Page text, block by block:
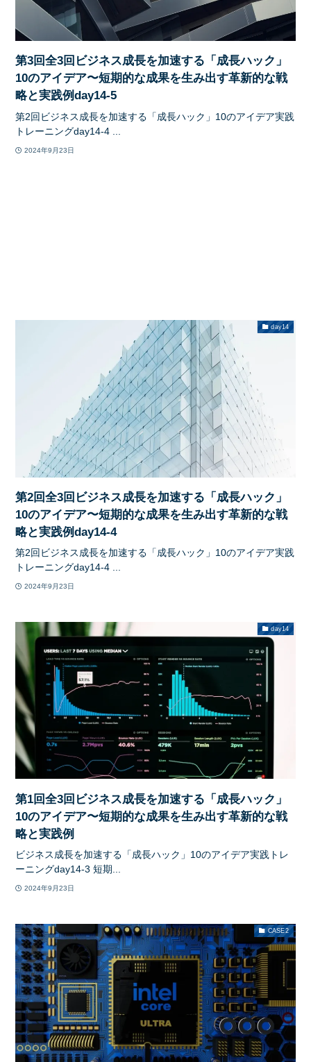
第3回全3回ビジネス成長を加速する「成長ハック」
10のアイデア〜短期的な成果を生み出す革新的な戦
略と実践例day14-5
第2回ビジネス成長を加速する「成長ハック」10のアイデア実践
トレーニングday14-4 ...
2024年9月23日
day14
第2回全3回ビジネス成長を加速する「成長ハック」
10のアイデア〜短期的な成果を生み出す革新的な戦
略と実践例day14-4
第2回ビジネス成長を加速する「成長ハック」10のアイデア実践
トレーニングday14-4 ...
2024年9月23日
day14
第1回全3回ビジネス成長を加速する「成長ハック」
10のアイデア〜短期的な成果を生み出す革新的な戦
略と実践例
ビジネス成長を加速する「成長ハック」10のアイデア実践トレ
ーニングday14-3 短期...
2024年9月23日
CASE2